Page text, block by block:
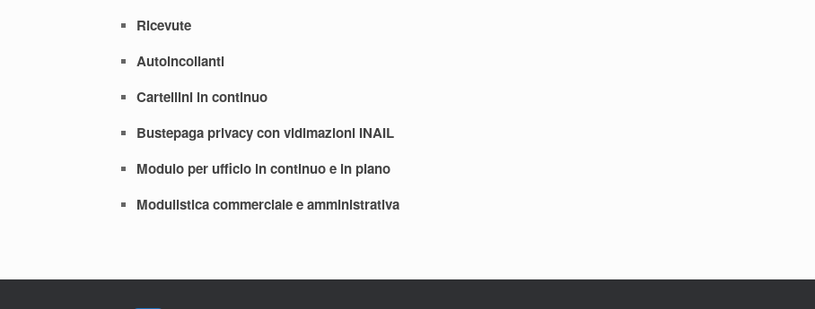
Ricevute
Autoincollanti
Cartellini in continuo
Bustepaga privacy con vidimazioni INAIL
Modulo per ufficio in continuo e in piano
Modulistica commerciale e amministrativa